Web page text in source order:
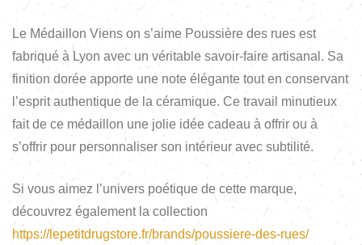
Le Médaillon Viens on s’aime Poussière des rues est
fabriqué à Lyon avec un véritable savoir-faire artisanal. Sa
finition dorée apporte une note élégante tout en conservant
l’esprit authentique de la céramique. Ce travail minutieux
fait de ce médaillon une jolie idée cadeau à offrir ou à
s’offrir pour personnaliser son intérieur avec subtilité.
Si vous aimez l’univers poétique de cette marque,
découvrez également la collection
https://lepetitdrugstore.fr/brands/poussiere-des-rues/